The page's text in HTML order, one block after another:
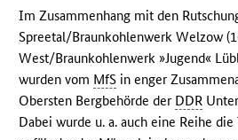
Im Zusammenhang mit den
Spreetal/Braunkohlenwerk Welzow
West/Braunkohlenwerk »Jugend«
wurden vom MfS in enger
Obersten Bergbehörde der DDR
Dabei wurde u. a. auch eine Reihe